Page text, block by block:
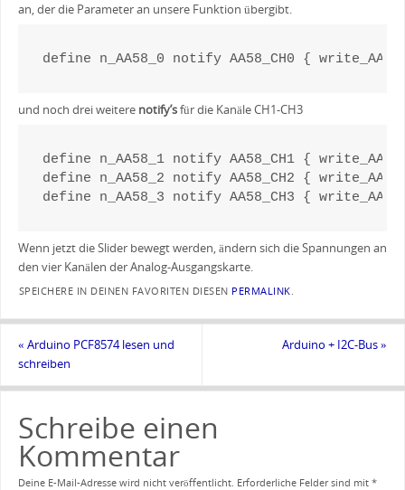
an, der die Parameter an unsere Funktion übergibt.
define n_AA58_0 notify AA58_CH0 {
und noch drei weitere notify’sfür die Kanäle CH1-CH3
define n_AA58_1 notify AA58_CH1 {
define n_AA58_2 notify AA58_CH2 {
define n_AA58_3 notify AA58_CH3 {
Wenn jetzt die Slider bewegt werden, ändern sich die Spannungen an
den vier Kanälen der Analog-Ausgangskarte.
SPEICHERE IN DEINEN FAVORITEN DIESEN PERMALINK
« Arduino PCF8574 lesen und
schreiben
Arduino + I2C-Bus»
Schreibe einen
Kommentar
Deine E-Mail-Adresse wird nicht veröffentlicht. Erforderliche Felder sind mit *